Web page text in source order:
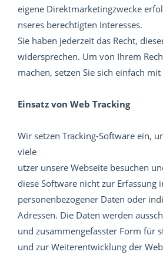
eigene Direktmarketingzwecke
nseres berechtigten Interesses.
Sie haben jederzeit das Recht,
widersprechen. Um von Ihrem
machen, setzen Sie sich einfach
Einsatz von Web Tracking
Wir setzen Tracking-Software ein,
viele
utzer unsere Webseite besuchen
diese Software nicht zur Erfassung
personenbezogener Daten oder
Adressen. Die Daten werden
und zusammengefasster Form für
und zur Weiterentwicklung der